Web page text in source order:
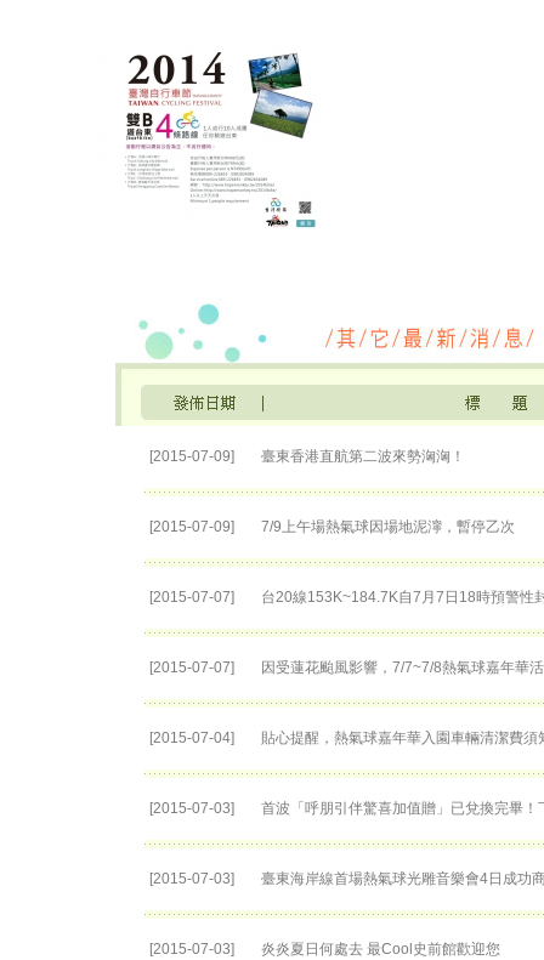
[2015-07-09] 臺東香港直航第二波來勢洶洶！
[2015-07-09] 7/9上午場熱氣球因場地泥濘，暫停乙次
[2015-07-07] 台20線153K~184.7K自7月7日18時預警性
[2015-07-07] 因受蓮花颱風影響，7/7~7/8熱氣球嘉年華
[2015-07-04] 貼心提醒，熱氣球嘉年華入園車輛清潔費須
[2015-07-03] 首波「呼朋引伴驚喜加值贈」已兌換完畢！
[2015-07-03] 臺東海岸線首場熱氣球光雕音樂會4日成功
[2015-07-03] 炎炎夏日何處去 最Cool史前館歡迎您